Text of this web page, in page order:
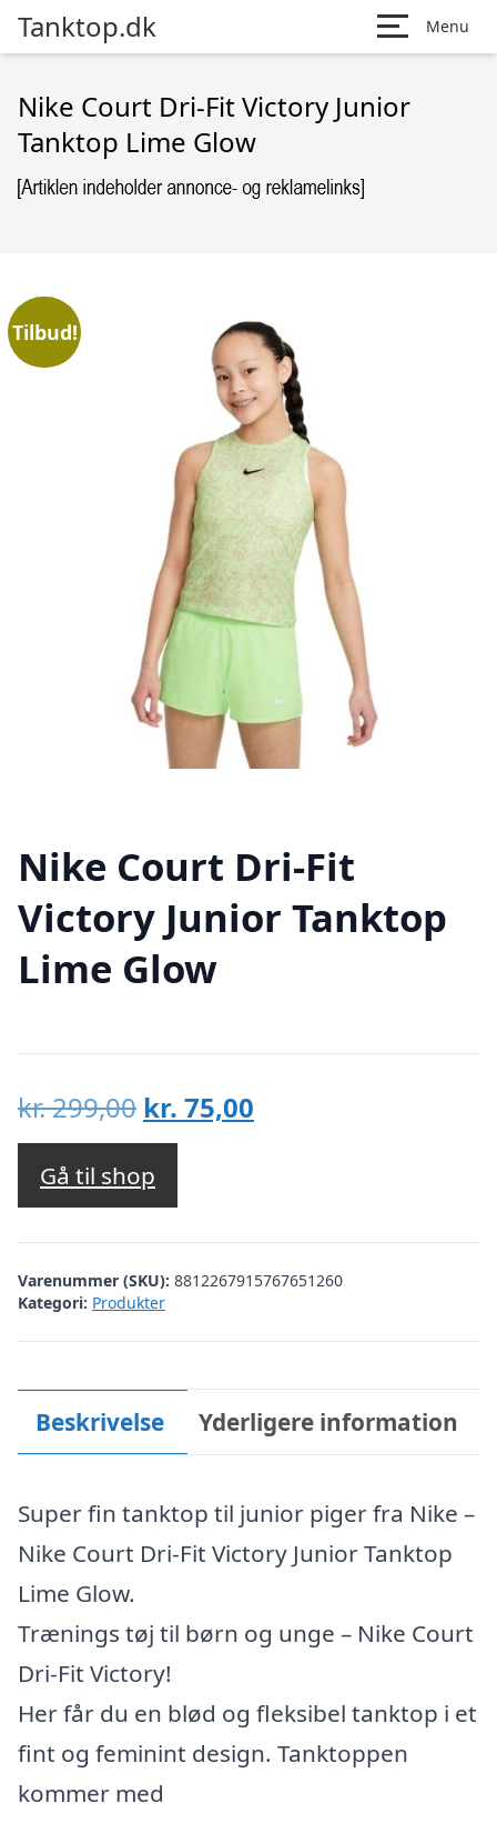
Tanktop.dk Menu
Nike Court Dri-Fit Victory Junior
Tanktop Lime Glow
Tilbud!
Nike Court Dri-Fit
Victory Junior Tanktop
Lime Glow
kr.299,00 Den
oprindelige
pris
var:
kr. 299,00.
kr. 75,00
kr. 75,00.
Gå til shop
Varenummer (SKU): 8812267915767651260
Kategori: Produkter
Beskrivelse Yderligere information
Super fin tanktop til junior piger fra Nike –
Nike Court Dri-Fit Victory Junior Tanktop
Lime Glow.
Trænings tøj til børn og unge – Nike Court
Dri-Fit Victory!
Her får du en blød og fleksibel tanktop i et
fint og feminint design. Tanktoppen
kommer med